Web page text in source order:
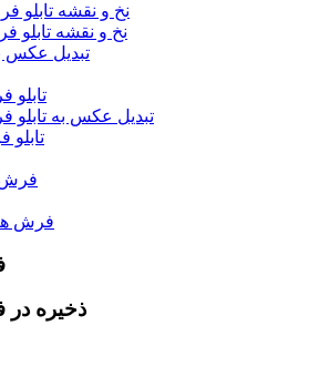
نخ و نقشه تابلو
نخ و نقشه تابلو
تبدیل عکس
تبدیل عکس به
فرش
فرش
ذخیره در